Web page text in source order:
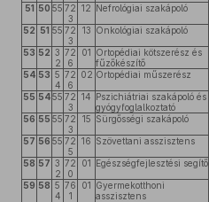
51 50 55 72
3
12 Nefrológiai szakápoló
52 51 55 72
3
13 Onkológiai szakápoló
53 52 3
2
72
6
01 Ortopédiai kötszerész és
fűzőkészítő
54 53 5
4
72
6
02 Ortopédiai műszerész
55 5455 72
3
14 Pszichiátriai szakápoló és
gyógyfoglalkoztató
56 55 55 72
3
15 Sürgősségi szakápoló
57 56 55 72
5
16 Szövettani asszisztens
58 57 3
2
72
0
01 Egészségfejlesztési segítő
59 58 5
4
76
1
01 Gyermekotthoni
asszisztens